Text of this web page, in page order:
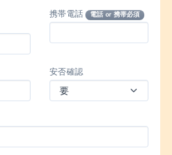
携帯電話 電話 or 携帯必須
安否確認